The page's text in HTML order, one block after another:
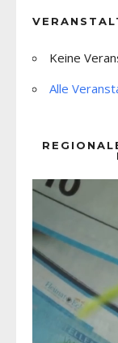
Keine
Alle